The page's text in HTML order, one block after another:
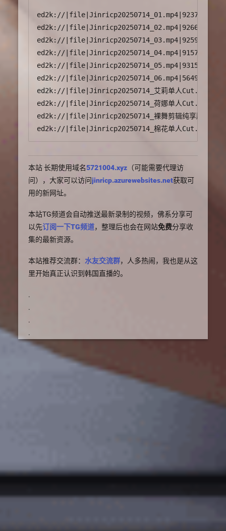
ed2k://
ed2k://
ed2k://
ed2k://
ed2k://
ed2k://
ed2k://|file|Jinricp20250714_艾莉单人
ed2k://|file|Jinricp20250714_荷娜单人
ed2k://|file|Jinricp20250714_裸舞剪辑纯享版
本站 长期使用域名5721004.xyz （可能需要代理访
问），大家可以访问jinricp.azurewebsites.net获取可
用的新网址。
本站TG频道会自动推送最新录制的视频，佛系分享可
以先订阅一下TG频道，整理后也会在网站免费分享收
集的最新资源。
本站推荐交流群： 水友交流群，人多热闹，我也是从这
里开始真正认识到韩国直播的。
.
.
.
.